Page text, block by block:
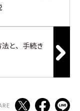
と、手続き